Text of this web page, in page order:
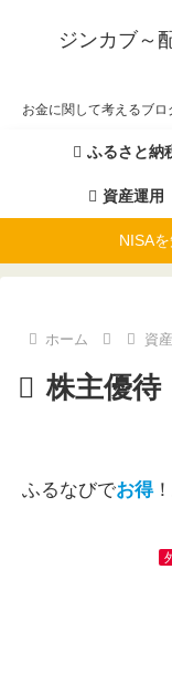
ジンカブ～
お金に関して考えるブロ
ふるさと納
資産運用
NISA
ホーム 資
株主優待
ふるなびでお得！